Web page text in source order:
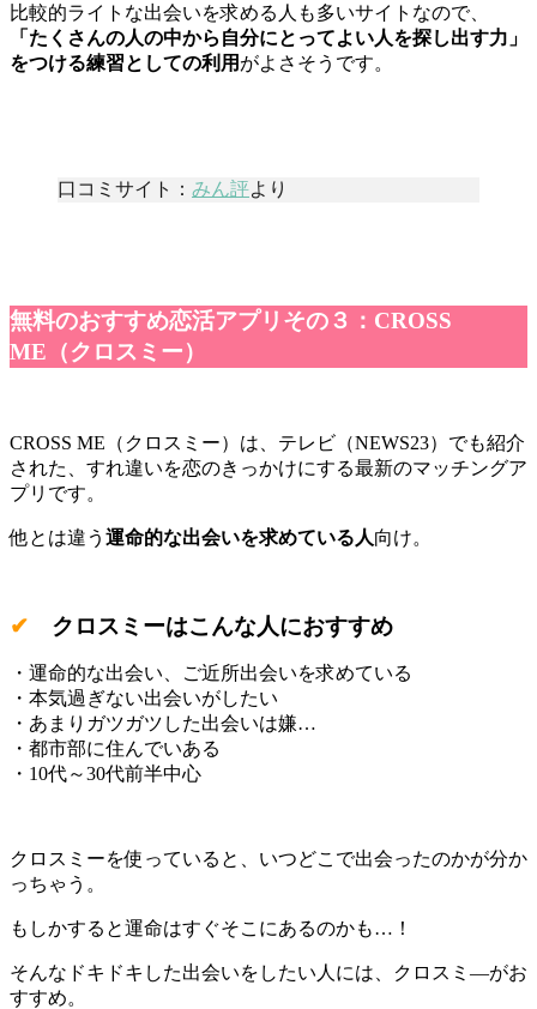
比較的ライトな出会いを求める人も多いサイトなので、
「たくさんの人の中から自分にとってよい人を探し出す力」
をつける練習としての利用 がよさそうです。
口コミサイト： みん評より
無料のおすすめ恋活アプリその３：CROSS
ME（クロスミー）
CROSS ME（クロスミー）は、テレビ（NEWS23）でも紹介
された、すれ違いを恋のきっかけにする最新のマッチングア
プリです。
他とは違う 運命的な出会いを求めている人向け。
✔ クロスミーはこんな人におすすめ
・運命的な出会い、ご近所出会いを求めている
・本気過ぎない出会いがしたい
・あまりガツガツした出会いは嫌…
・都市部に住んでいある
・10代～30代前半中心
クロスミーを使っていると、いつどこで出会ったのかが分か
っちゃう。
もしかすると運命はすぐそこにあるのかも…！
そんなドキドキした出会いをしたい人には、クロスミ―がお
すすめ。